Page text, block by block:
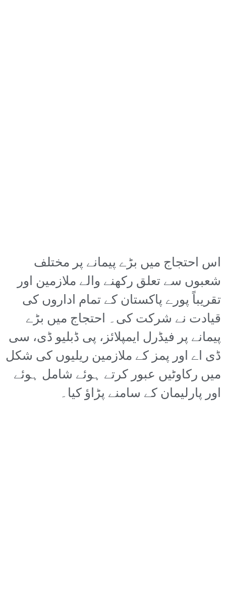
اس احتجاج میں بڑے پیمانے پر مختلف
شعبوں سے تعلق رکھنے والے ملازمین اور
تقریباً پورے پاکستان کے تمام اداروں کی
قیادت نے شرکت کی۔ احتجاج میں بڑے
پیمانے پر فیڈرل ایمپلائز، پی ڈبلیو ڈی، سی
ڈی اے اور پمز کے ملازمین ریلیوں کی شکل
میں رکاوٹیں عبور کرتے ہوئے شامل ہوئے
اور پارلیمان کے سامنے پڑاؤ کیا۔